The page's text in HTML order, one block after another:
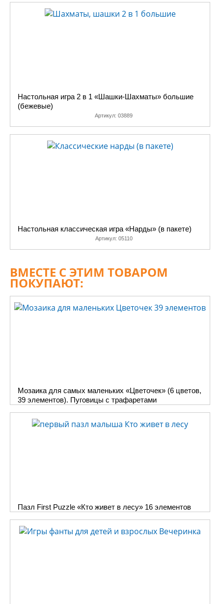
Настольная игра 2 в 1 «Шашки-Шахматы» большие
(бежевые)
Артикул: 03889
Настольная классическая игра «Нарды» (в пакете)
Артикул: 05110
ВМЕСТЕ С ЭТИМ ТОВАРОМ
ПОКУПАЮТ:
Мозаика для самых маленьких «Цветочек» (6 цветов,
39 элементов). Пуговицы с трафаретами
Пазл First Puzzle «Кто живет в лесу» 16 элементов